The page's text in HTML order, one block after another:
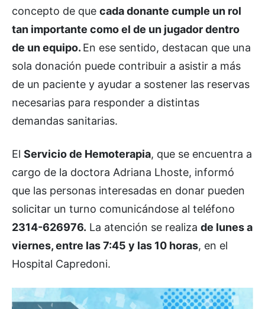
concepto de que cada donante cumple un rol
tan importante como el de un jugador dentro
de un equipo. En ese sentido, destacan que una
sola donación puede contribuir a asistir a más
de un paciente y ayudar a sostener las reservas
necesarias para responder a distintas
demandas sanitarias.
El Servicio de Hemoterapia, que se encuentra a
cargo de la doctora Adriana Lhoste, informó
que las personas interesadas en donar pueden
solicitar un turno comunicándose al teléfono
2314-626976. La atención se realiza de lunes a
viernes, entre las 7:45 y las 10 horas, en el
Hospital Capredoni.